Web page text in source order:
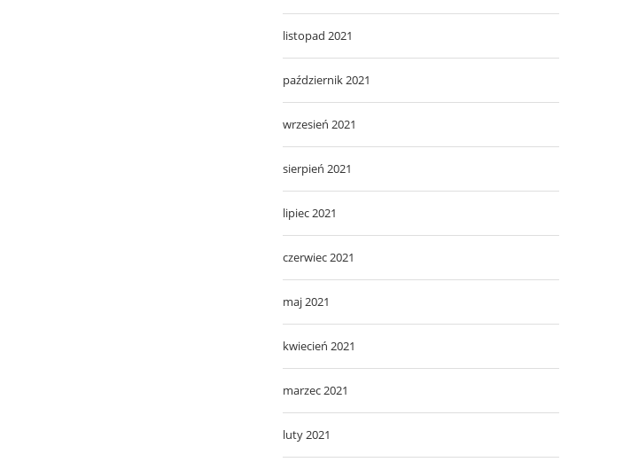
listopad 2021
październik 2021
wrzesień 2021
sierpień 2021
lipiec 2021
czerwiec 2021
maj 2021
kwiecień 2021
marzec 2021
luty 2021